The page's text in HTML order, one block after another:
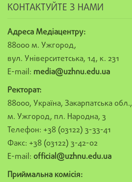
КОНТАКТУЙТЕ З НАМИ
Адреса Медіацентру:
88000 м. Ужгород,
вул. Університетська, 14, к. 231
E-mail: media@uzhnu.edu.ua
Ректорат:
88000, Україна, Закарпатська обл.,
м. Ужгород, пл. Народна, 3
Телефон: +38 (03122) 3-33-41
Факс: +38 (03122) 3-42-02
E-mail: official@uzhnu.edu.ua
Приймальна комісія: